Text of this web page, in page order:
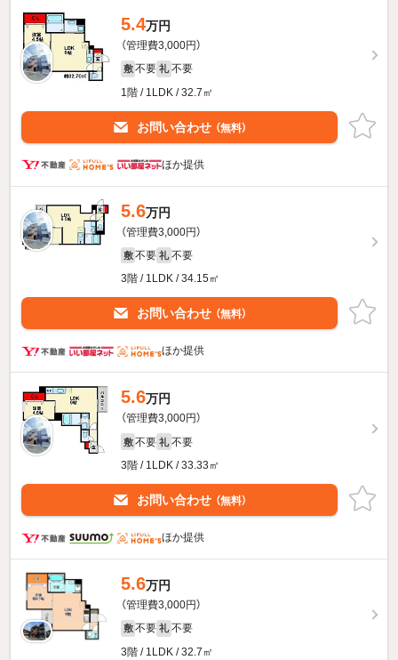
5.4万円
（管理費3,000円）
敷 不要 礼 不要
1階 / 1LDK / 32.7㎡
お問い合わせ （無料）
ほか提供
5.6万円
（管理費3,000円）
敷 不要 礼 不要
3階 / 1LDK / 34.15㎡
お問い合わせ （無料）
ほか提供
5.6万円
（管理費3,000円）
敷 不要 礼 不要
3階 / 1LDK / 33.33㎡
お問い合わせ （無料）
ほか提供
5.6万円
（管理費3,000円）
敷 不要 礼 不要
3階 / 1LDK / 32.7㎡